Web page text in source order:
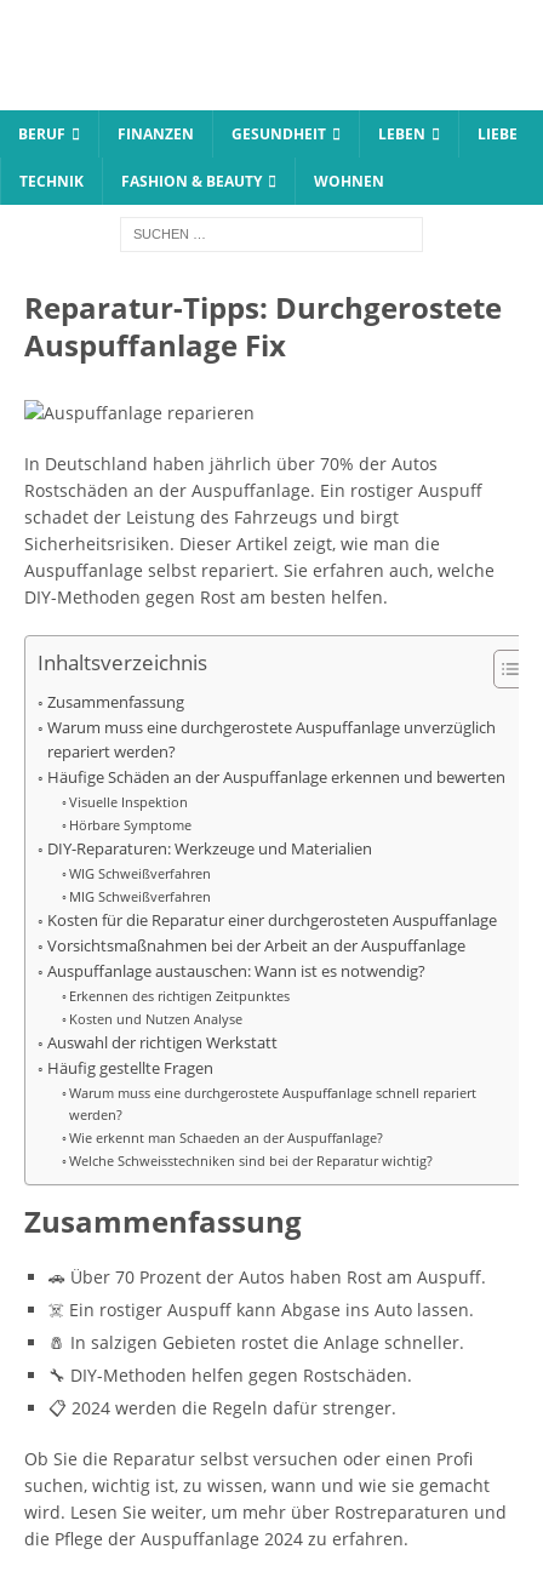
BERUF FINANZEN GESUNDHEIT LEBEN LIEBE
TECHNIK FASHION & BEAUTY WOHNEN
Reparatur-Tipps: Durchgerostete
Auspuffanlage Fix
In Deutschland haben jährlich über 70% der Autos
Rostschäden an der Auspuffanlage. Ein rostiger Auspuff
schadet der Leistung des Fahrzeugs und birgt
Sicherheitsrisiken. Dieser Artikel zeigt, wie man die
Auspuffanlage selbst repariert. Sie erfahren auch, welche
DIY-Methoden gegen Rost am besten helfen.
Inhaltsverzeichnis
Zusammenfassung
Warum muss eine durchgerostete Auspuffanlage unverzüglich
repariert werden?
Häufige Schäden an der Auspuffanlage erkennen und bewerten
Visuelle Inspektion
Hörbare Symptome
DIY-Reparaturen: Werkzeuge und Materialien
WIG Schweißverfahren
MIG Schweißverfahren
Kosten für die Reparatur einer durchgerosteten Auspuffanlage
Vorsichtsmaßnahmen bei der Arbeit an der Auspuffanlage
Auspuffanlage austauschen: Wann ist es notwendig?
Erkennen des richtigen Zeitpunktes
Kosten und Nutzen Analyse
Auswahl der richtigen Werkstatt
Häufig gestellte Fragen
Warum muss eine durchgerostete Auspuffanlage schnell repariert
werden?
Wie erkennt man Schaeden an der Auspuffanlage?
Welche Schweisstechniken sind bei der Reparatur wichtig?
Zusammenfassung
🚗 Über 70 Prozent der Autos haben Rost am Auspuff.
☠️ Ein rostiger Auspuff kann Abgase ins Auto lassen.
🧂 In salzigen Gebieten rostet die Anlage schneller.
🔧 DIY-Methoden helfen gegen Rostschäden.
📋 2024 werden die Regeln dafür strenger.
Ob Sie die Reparatur selbst versuchen oder einen Profi
suchen, wichtig ist, zu wissen, wann und wie sie gemacht
wird. Lesen Sie weiter, um mehr über Rostreparaturen und
die Pflege der Auspuffanlage 2024 zu erfahren.